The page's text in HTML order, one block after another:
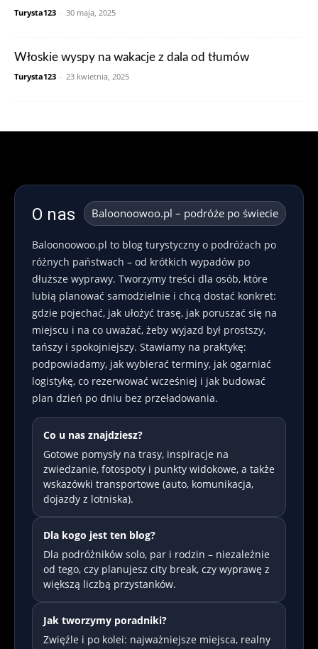
Turysta123 - 30 maja, 2025
Włoskie wyspy na wakacje z dala od tłumów
Turysta123 - 23 kwietnia, 2025
O nas Baloonoowoo.pl – podróże po świecie
Baloonoowoo.pl to blog turystyczny o podróżach po
różnych państwach – od krótkich wypadów po
dłuższe wyprawy. Tworzymy treści dla osób, które
lubią planować samodzielnie i chcą dostać konkret:
gdzie pojechać, jak ułożyć trasę, jak poruszać się na
miejscu i na co uważać, żeby wyjazd był prostszy,
tańszy i spokojniejszy. Stawiamy na praktykę:
podpowiadamy, jak wybierać terminy, jak ogarniać
logistykę, co rezerwować wcześniej i jak budować
plan dzień po dniu bez przeładowania.
Co u nas znajdziesz?
Gotowe pomysły na trasy, inspiracje na
zwiedzanie, fotospoty i punkty widokowe, a także
wskazówki transportowe (auto, komunikacja,
dojazdy z lotniska).
Dla kogo jest ten blog?
Dla podróżników solo, par i rodzin – niezależnie
od tego, czy planujesz city break, czy wyprawę z
większą liczbą przystanków.
Jak tworzymy poradniki?
Zwięźle i po kolei: najważniejsze miejsca, realny